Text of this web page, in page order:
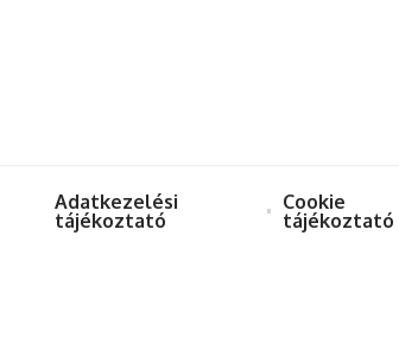
Adatkezelési
tájékoztató
Cookie
tájékoztató